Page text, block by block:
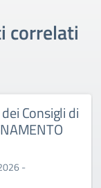
correlati
Consigli di
-